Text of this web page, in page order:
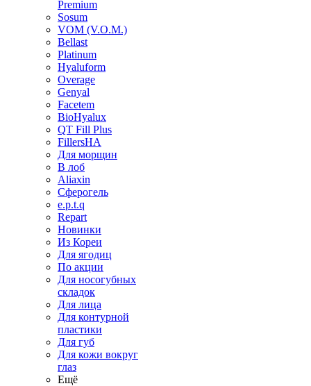
Premium
Sosum
VOM (V.O.M.)
Bellast
Platinum
Hyaluform
Overage
Genyal
Facetem
BioHyalux
QT Fill Plus
FillersHA
Для морщин
В лоб
Aliaxin
Сферогель
e.p.t.q
Repart
Новинки
Из Кореи
Для ягодиц
По акции
Для носогубных
складок
Для лица
Для контурной
пластики
Для губ
Для кожи вокруг
глаз
Ещё